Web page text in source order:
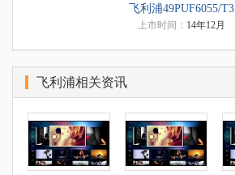
飞利浦49PUF6055/T3
上市时间： 14年12月
飞利浦相关资讯